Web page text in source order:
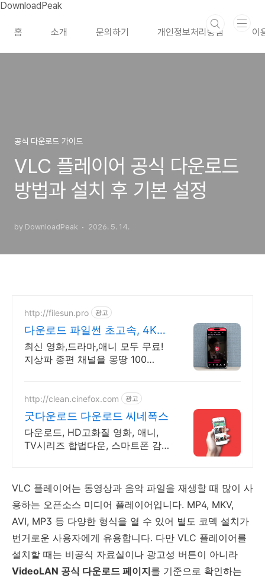
본문 바로가기
DownloadPeak
홈 소개 문의하기 개인정보처리방침 이
공식 다운로드 가이드
VLC 플레이어 공식 다운로드
방법과 설치 후 기본 설정
by DownloadPeak 2026. 5. 14.
http://filesun.pro 광고
다운로드 파일썬 초고속, 4K
실시간 보기!
최신 영화,드라마,애니 모두 무료!
지상파 종편 채널을 몽땅 100
http://clean.cinefox.com 광고
굿다운로드 다운로드 씨네폭스
다운로드, HD고화질 영화, 애니,
TV시리즈 합법다운, 스마트폰 감
VLC 플레이어는 동영상과 음악 파일을 재생할 때 많이 사
용하는 오픈소스 미디어 플레이어입니다. MP4, MKV,
AVI, MP3 등 다양한 형식을 열 수 있어 별도 코덱 설치가
번거로운 사용자에게 유용합니다. 다만 VLC 플레이어를
설치할 때는 비공식 자료실이나 광고성 버튼이 아니라
VideoLAN 공식 다운로드 페이지를 기준으로 확인하는